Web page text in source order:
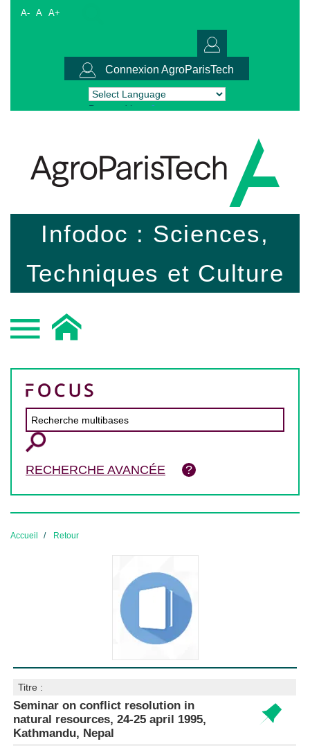
A- A A+
Connexion AgroParisTech
Powered by Translate
Infodoc : Sciences,
Techniques et Culture
RECHERCHE AVANCÉE
Accueil Retour
Titre :
Seminar on conflict resolution in
natural resources, 24-25 april 1995,
Kathmandu, Nepal